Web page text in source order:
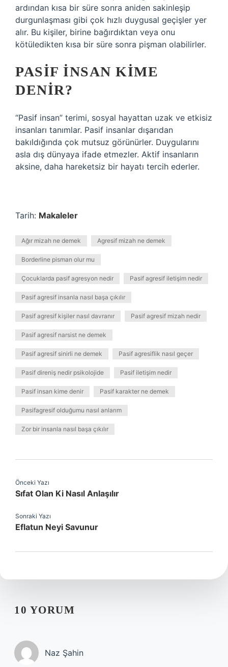
ardından kısa bir süre sonra aniden sakinleşip
durgunlaşması gibi çok hızlı duygusal geçişler yer
alır. Bu kişiler, birine bağırdıktan veya onu
kötüledikten kısa bir süre sonra pişman olabilirler.
PASIF INSAN KIME
DENIR?
“Pasif insan” terimi, sosyal hayattan uzak ve etkisiz
insanları tanımlar. Pasif insanlar dışarıdan
bakıldığında çok mutsuz görünürler. Duygularını
asla dış dünyaya ifade etmezler. Aktif insanların
aksine, daha hareketsiz bir hayatı tercih ederler.
Tarih: Makaleler
Ağır mizah ne demek Agresif mizah ne demek
Borderline pisman olur mu
Çocuklarda pasif agresyon nedir Pasif agresif iletişim nedir
Pasif agresif insanla nasıl başa çıkılır
Pasif agresif kişiler nasıl davranır Pasif agresif mizah nedir
Pasif agresif narsist ne demek
Pasif agresif sinirli ne demek Pasif agresiflik nasıl geçer
Pasif direniş nedir psikolojide Pasif iletişim nedir
Pasif insan kime denir Pasif karakter ne demek
Pasifagresif olduğumu nasıl anlarım
Zor bir insanla nasıl başa çıkılır
Önceki Yazı
Sıfat Olan Ki Nasıl Anlaşılır
Sonraki Yazı
Eflatun Neyi Savunur
10 YORUM
Naz Şahin